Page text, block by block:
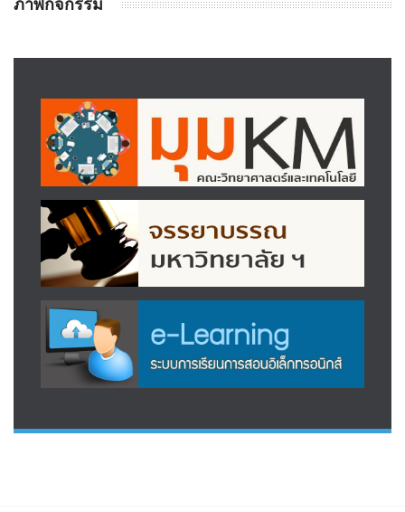
ภาพกิจกรรม